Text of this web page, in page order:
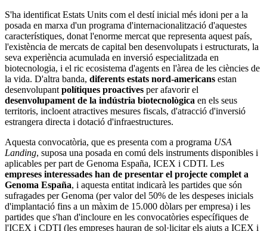
S'ha identificat Estats Units com el destí inicial més idoni per a la
posada en marxa d'un programa d'internacionalització d'aquestes
característiques, donat l'enorme mercat que representa aquest país,
l'existència de mercats de capital ben desenvolupats i estructurats, la
seva experiència acumulada en inversió especialitzada en
biotecnologia, i el ric ecosistema d'agents en l'àrea de les ciències de
la vida. D'altra banda, diferents estats nord-americans estan
desenvolupantpolítiques proactives per afavorir el
desenvolupament de la indústria biotecnològica en els seus
territoris, incloent atractives mesures fiscals, d'atracció d'inversió
estrangera directa i dotació d'infraestructures.
Aquesta convocatòria, que es presenta com a programa USA
Landing, suposa una posada en comú dels instruments disponibles i
aplicables per part de Genoma España, ICEX i CDTI. Les
empreses interessades han de presentar el projecte complet a
Genoma España, i aquesta entitat indicarà les partides que són
sufragades per Genoma (per valor del 50% de les despeses inicials
d'implantació fins a un màxim de 15.000 dòlars per empresa) i les
partides que s'han d'incloure en les convocatòries específiques de
l'ICEX i CDTI (les empreses hauran de sol·licitar els ajuts a ICEX i